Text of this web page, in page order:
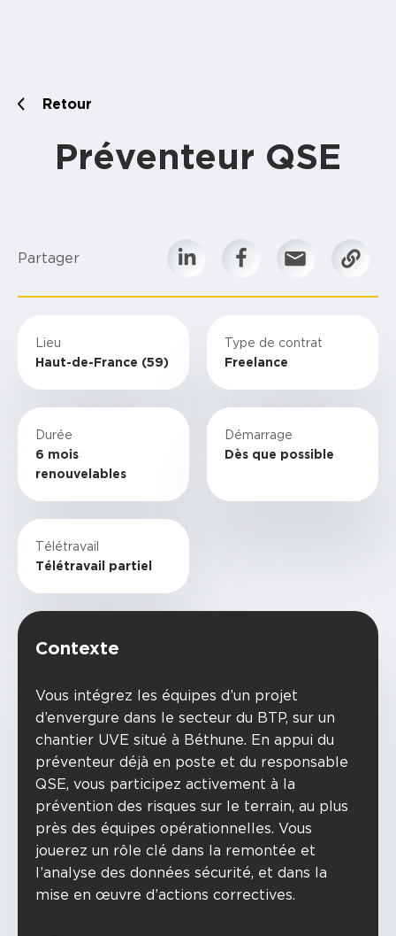
Retour
Préventeur QSE
Partager
Lieu
Haut-de-France (59)
Type de contrat
Freelance
Durée
6 mois
renouvelables
Démarrage
Dès que possible
Télétravail
Télétravail partiel
Contexte
Vous intégrez les équipes d’un projet
d’envergure dans le secteur du BTP, sur un
chantier UVE situé à Béthune. En appui du
préventeur déjà en poste et du responsable
QSE, vous participez activement à la
prévention des risques sur le terrain, au plus
près des équipes opérationnelles. Vous
jouerez un rôle clé dans la remontée et
l’analyse des données sécurité, et dans la
mise en œuvre d’actions correctives.